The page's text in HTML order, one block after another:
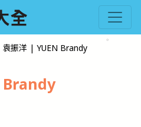
袁振洋 | YUEN Brandy
Brandy